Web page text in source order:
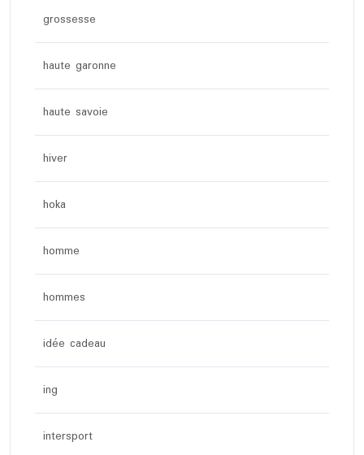
grossesse
haute garonne
haute savoie
hiver
hoka
homme
hommes
idée cadeau
ing
intersport